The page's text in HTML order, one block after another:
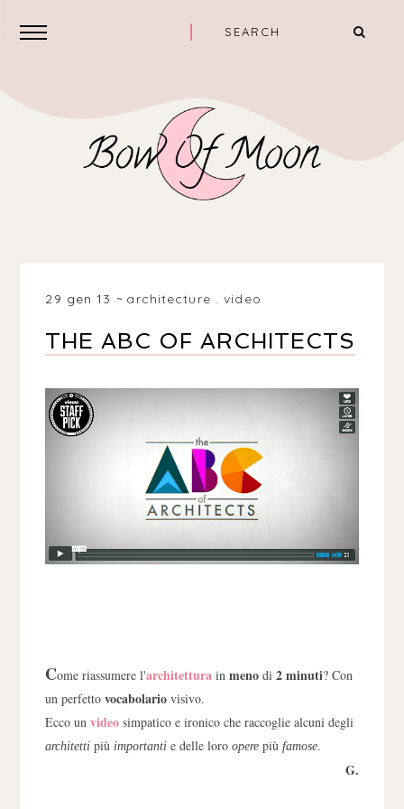
29 gen 13 architecture .video
THE ABC OF ARCHITECTS
Come riassumere l'architettura inmenodi2 minuti? Con
un perfettovocabolariovisivo.
Ecco unvideo simpatico e ironico che raccoglie alcuni degli
architettipiùimportantie delle lorooperepiùfamose.
G.